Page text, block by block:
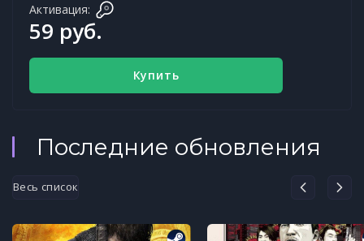
Активация:
59 руб.
Купить
Последние обновления
Весь список